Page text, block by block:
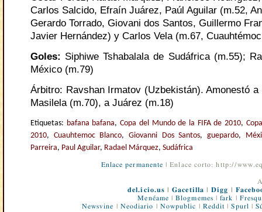
Carlos Salcido, Efraín Juárez, Paúl Aguilar (m.52,
Gerardo Torrado, Giovani dos Santos, Guillermo
Javier Hernández) y Carlos Vela (m.67,
Goles: Siphiwe Tshabalala de Sudáfrica (m.55);
México (m.79)
Árbitro: Ravshan Irmatov (Uzbekistán). Amonestó
Masilela (m.70), a Juárez (m.18)
Etiquetas: bafana bafana,Copa del Mundo de la FIFA de 2010,
2010, Cuauhtemoc Blanco,Giovanni Dos Santos,guepardo,
Parreira, Paul Aguilar, Radael Márquez, Sudáfrica
Enlace permanente | Enlace corto: http://
del.icio.us |Gacetilla |Digg
Menéame |Blogmemes |fark
Newsvine
Neodiario Nowpublic Reddit |Spurl |